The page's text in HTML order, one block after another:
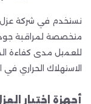
نستخدم في شركة عزل
متخصصة لمراقبة
للعميل مدى كفاءة
الاستهلاك الحراري في
أجهزة اختبار